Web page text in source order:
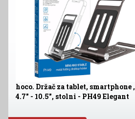
hoco. Držač za tablet, smartphone ,
4.7" - 10.5", stolni - PH49 Elegant